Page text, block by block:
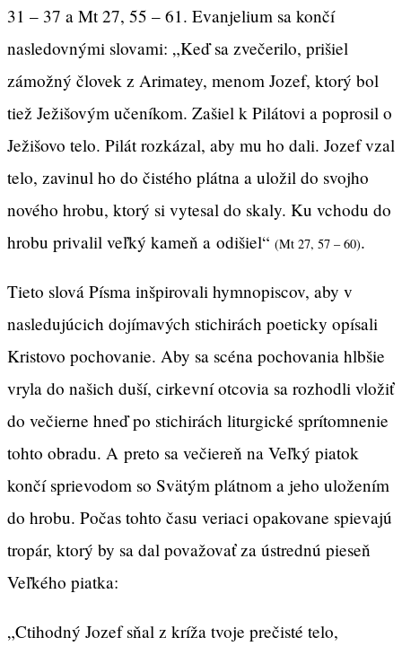
31 – 37 a Mt 27, 55 – 61. Evanjelium sa končí
nasledovnými slovami: „Keď sa zvečerilo, prišiel
zámožný človek z Arimatey, menom Jozef, ktorý bol
tiež Ježišovým učeníkom. Zašiel k Pilátovi a poprosil o
Ježišovo telo. Pilát rozkázal, aby mu ho dali. Jozef vzal
telo, zavinul ho do čistého plátna a uložil do svojho
nového hrobu, ktorý si vytesal do skaly. Ku vchodu do
hrobu privalil veľký kameň a odišiel“ (Mt 27, 57 – 60).
Tieto slová Písma inšpirovali hymnopiscov, aby v
nasledujúcich dojímavých stichirách poeticky opísali
Kristovo pochovanie. Aby sa scéna pochovania hlbšie
vryla do našich duší, cirkevní otcovia sa rozhodli vložiť
do večierne hneď po stichirách liturgické sprítomnenie
tohto obradu. A preto sa večiereň na Veľký piatok
končí sprievodom so Svätým plátnom a jeho uložením
do hrobu. Počas tohto času veriaci opakovane spievajú
tropár, ktorý by sa dal považovať za ústrednú pieseň
Veľkého piatka:
„Ctihodný Jozef sňal z kríža tvoje prečisté telo,